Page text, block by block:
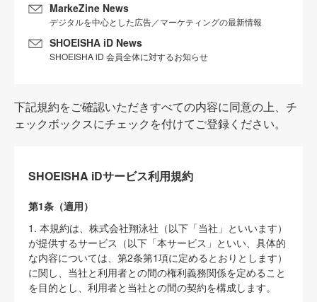
MarkeZine News
デジタルを中心とした広告／マーケティングの最新情報
SHOEISHA iD News
SHOEISHA iD 会員全体に対するお知らせ
下記規約をご確認いただきすべての内容に同意の上、チ
ェックボックスにチェックを付けてご登録ください。
SHOEISHA iDサービス利用規約
第1条（適用）
1. 本規約は、株式会社翔泳社（以下「当社」といいます）
が提供するサービス（以下「本サービス」といい、具体的
な内容については、第2条第1項に定めるとおりとします）
に関し、当社と利用者との間の権利義務関係を定めること
を目的とし、利用者と当社との間の契約を構成します。